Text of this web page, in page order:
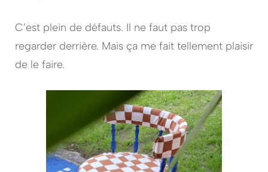
C’est plein de défauts. Il ne faut pas trop
regarder derrière. Mais ça me fait tellement plaisir
de le faire.